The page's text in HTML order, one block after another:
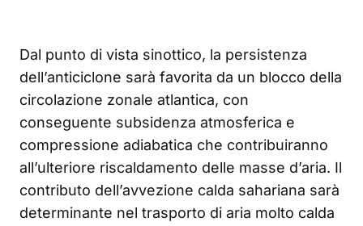
Dal punto di vista sinottico, la persistenza
dell’anticiclone sarà favorita da un blocco della
circolazione zonale atlantica, con
conseguente subsidenza atmosferica e
compressione adiabatica che contribuiranno
all’ulteriore riscaldamento delle masse d’aria. Il
contributo dell’avvezione calda sahariana sarà
determinante nel trasporto di aria molto calda